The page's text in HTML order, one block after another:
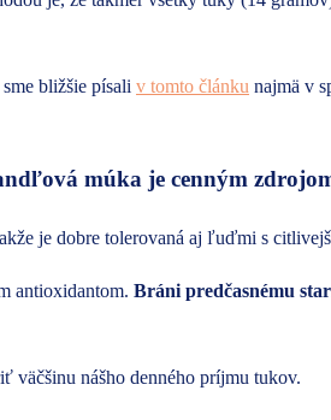
bližšie písali v tomto článku najmä v
múka je cenným
je dobre tolerovaná aj ľuďmi s
antioxidantom. Bráni predčasnému
väčšinu nášho denného príjmu tukov.